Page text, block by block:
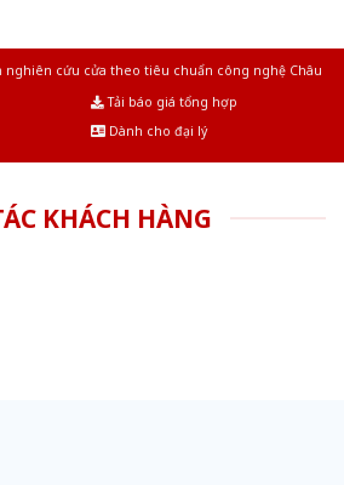
cứu cửa theo tiêu chuẩn công nghệ Châu
Tải báo giá tổng hợp
Dành cho đại lý
KHÁCH HÀNG